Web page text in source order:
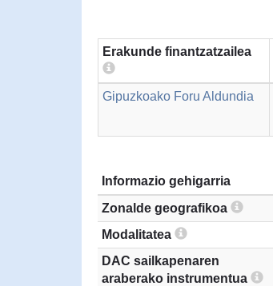
Erakunde finantzatzailea
Gipuzkoako Foru Aldundia
Informazio gehigarria
Zonalde geografikoa
Modalitatea
DAC sailkapenaren
araberako instrumentua